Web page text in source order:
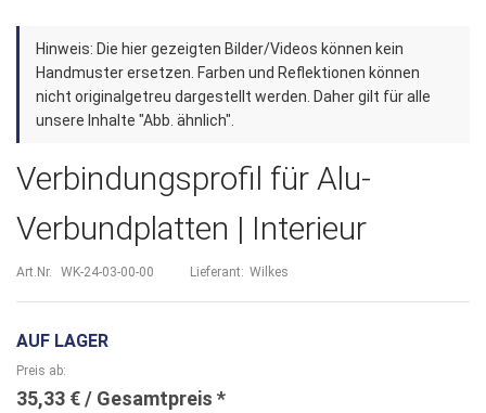
Zum
Anfang
der
Bildergalerie
Hinweis: Die hier gezeigten Bilder/Videos können kein
Handmuster ersetzen. Farben und Reflektionen können
nicht originalgetreu dargestellt werden. Daher gilt für alle
unsere Inhalte "Abb. ähnlich".
Verbindungsprofil für Alu-
Verbundplatten | Interieur
Art.Nr. WK-24-03-00-00 Lieferant: Wilkes
AUF LAGER
Preis ab
35,33 €